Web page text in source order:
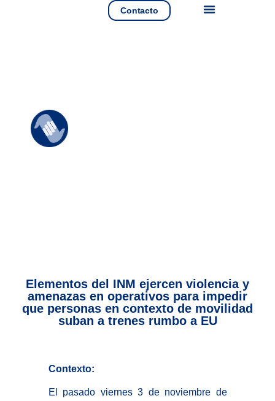
Contacto
Elementos del INM ejercen violencia y
amenazas en operativos para impedir
que personas en contexto de movilidad
suban a trenes rumbo a EU
Contexto:
El pasado viernes 3 de noviembre de